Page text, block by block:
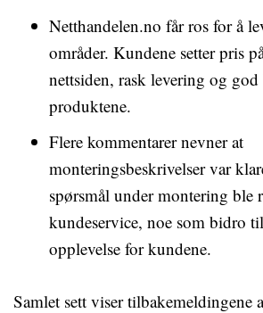
Netthandelen.no får ros for å
områder. Kundene setter pris
nettsiden, rask levering og
produktene.
Flere kommentarer nevner at
monteringsbeskrivelser var
spørsmål under montering ble
kundeservice, noe som bidro
opplevelse for kundene.
Samlet sett viser tilbakemeldingene